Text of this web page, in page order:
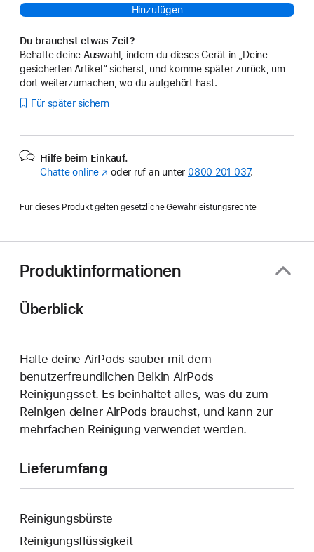
Hinzufügen
Du brauchst etwas Zeit?
Behalte deine Auswahl, indem du dieses Gerät in „Deine
gesicherten Artikel“ sicherst, und komme später zurück, um
dort weiterzumachen, wo du aufgehört hast.
Für später sichern
Hilfe beim Einkauf.
Chatte online (Öffnet
Fenster)
oder ruf an unter 0800 201 037.
Für dieses Produkt gelten gesetzliche Gewährleistungsrechte
Produktinformationen
Überblick
Halte deine AirPods sauber mit dem
benutzerfreundlichen Belkin AirPods
Reinigungsset. Es beinhaltet alles, was du zum
Reinigen deiner AirPods brauchst, und kann zur
mehrfachen Reinigung verwendet werden.
Lieferumfang
Reinigungsbürste
Reinigungsflüssigkeit